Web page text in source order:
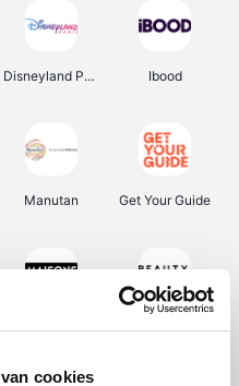
cookies
Disneyland Paris Ibood
Manutan Get Your Guide